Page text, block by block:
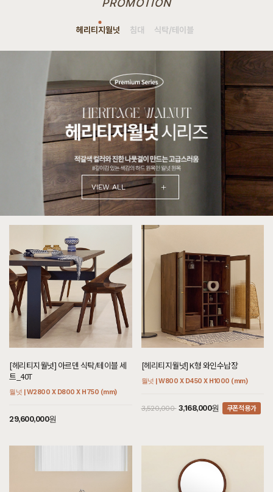
VIEW ALL +
헤리티지월넛 침대 식탁/테이블
[헤리티지월넛] 아르덴 식탁/테이블 세
트_40T
월넛 | W2800 X D800 X H750 (mm)
29,600,000원
[헤리티지월넛] K형 와인수납장
월넛 | W800 X D450 X H1000 (mm)
3,520,000 3,168,000원 쿠폰적용가